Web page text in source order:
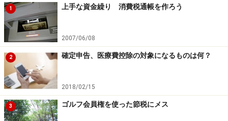
万円までですので、それを超えた分については、非課税
口座に受け入れることはできません。
NISAのデメリットは、譲渡損失が発生した場合の取扱い
です。上場株式等の譲渡損失については、通常は、株式
等に係る譲渡所得等の金額や上場株式等に係る配当所得
等の金額（申告分離課税を選択した場合に限ります）と
損益通算することができます。
1 上手な資金繰り 消費税通帳を作ろう
2007/06/08
2 確定申告、医療費控除の対象になるものは何？
2018/02/15
3 ゴルフ会員権を使った節税にメス